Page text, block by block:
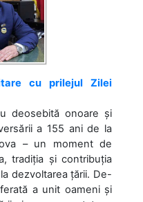
cu prilejul Zilei
deosebită onoare și
a 155 ani de la
– un moment de
tradiția și contribuția
dezvoltarea țării. De-
a unit oameni și